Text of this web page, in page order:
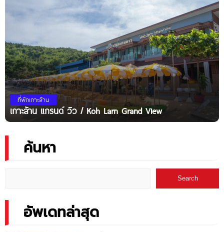
ที่พักเกาะล้าน
เกาะล้าน แกรนด์ วิว / Koh Larn Grand View
ค้นหา
Search
อัพเดทล่าสุด